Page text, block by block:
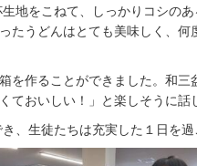
をこねて、しっかりコシの
たうどんはとても美味しく、
作ることができました。和三
ておいしい！」と楽しそうに話
、生徒たちは充実した１日を過